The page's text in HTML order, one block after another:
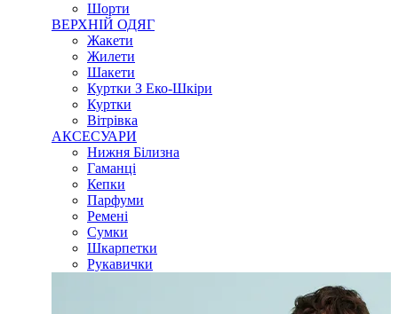
Шорти
ВЕРХНІЙ ОДЯГ
Жакети
Жилети
Шакети
Куртки З Еко-Шкіри
Куртки
Вітрівка
АКСЕСУАРИ
Нижня Білизна
Гаманці
Кепки
Парфуми
Ремені
Сумки
Шкарпетки
Рукавички